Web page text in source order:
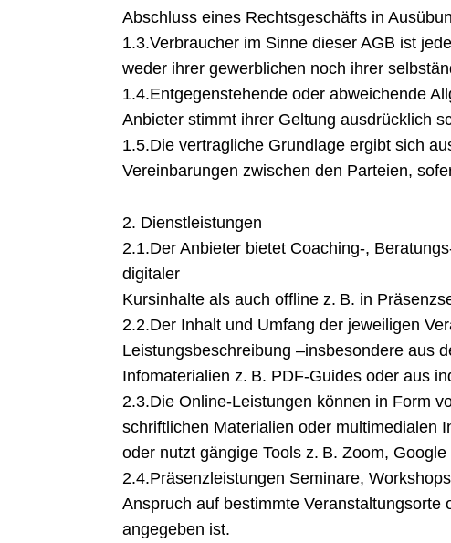
Abschluss eines Rechtsgeschäfts in
1.3.Verbraucher im Sinne dieser AGB ist
weder ihrer gewerblichen noch ihrer
1.4.Entgegenstehende oder abweichende
Anbieter stimmt ihrer Geltung ausdrücklich
1.5.Die vertragliche Grundlage ergibt sich
Vereinbarungen zwischen den Parteien,
2. Dienstleistungen
2.1.Der Anbieter bietet Coaching-,
digitaler
Kursinhalte als auch offline z. B. in
2.2.Der Inhalt und Umfang der jeweiligen
Leistungsbeschreibung –insbesondere aus
Infomaterialien z. B. PDF-Guides oder aus
2.3.Die Online-Leistungen können in Form
schriftlichen Materialien oder multimedialen
oder nutzt gängige Tools z. B. Zoom, Google
2.4.Präsenzleistungen Seminare,
Anspruch auf bestimmte
angegeben ist.